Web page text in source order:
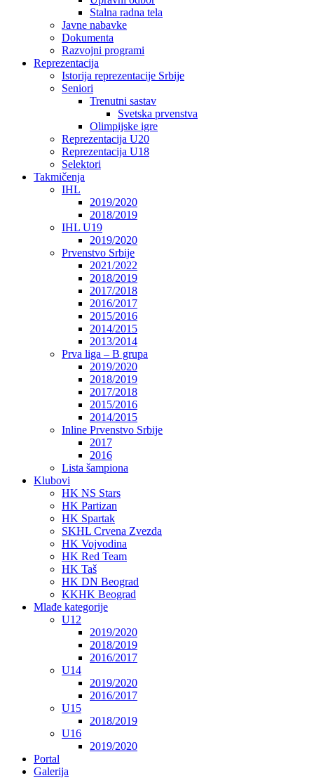
Stalna radna tela
Javne nabavke
Dokumenta
Razvojni programi
Reprezentacija
Istorija reprezentacije Srbije
Seniori
Trenutni sastav
Svetska prvenstva
Olimpijske igre
Reprezentacija U20
Reprezentacija U18
Selektori
Takmičenja
IHL
2019/2020
2018/2019
IHL U19
2019/2020
Prvenstvo Srbije
2021/2022
2018/2019
2017/2018
2016/2017
2015/2016
2014/2015
2013/2014
Prva liga – B grupa
2019/2020
2018/2019
2017/2018
2015/2016
2014/2015
Inline Prvenstvo Srbije
2017
2016
Lista šampiona
Klubovi
HK NS Stars
HK Partizan
HK Spartak
SKHL Crvena Zvezda
HK Vojvodina
HK Red Team
HK Taš
HK DN Beograd
KKHK Beograd
Mlađe kategorije
U12
2019/2020
2018/2019
2016/2017
U14
2019/2020
2016/2017
U15
2018/2019
U16
2019/2020
Portal
Galerija